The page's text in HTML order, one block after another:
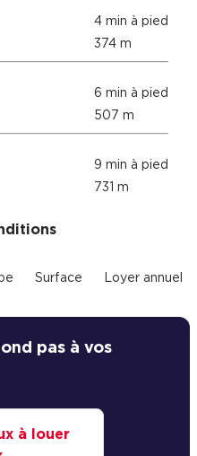
4 min à pied
374 m
6 min à pied
507 m
9 min à pied
731 m
Surface Loyer annuel
pas à vos
à louer